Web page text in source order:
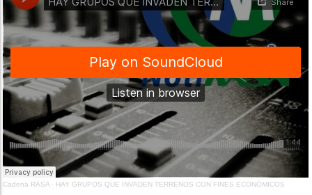
Cadena RASA · HAY GRUPOS QUE INVADEN TERRENOS CON FINES ECONÓMICOS